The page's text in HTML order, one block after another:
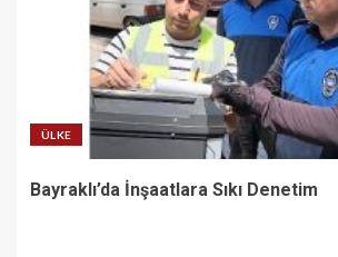
ÜLKE
Bayraklı’da İnşaatlara Sıkı Denetim